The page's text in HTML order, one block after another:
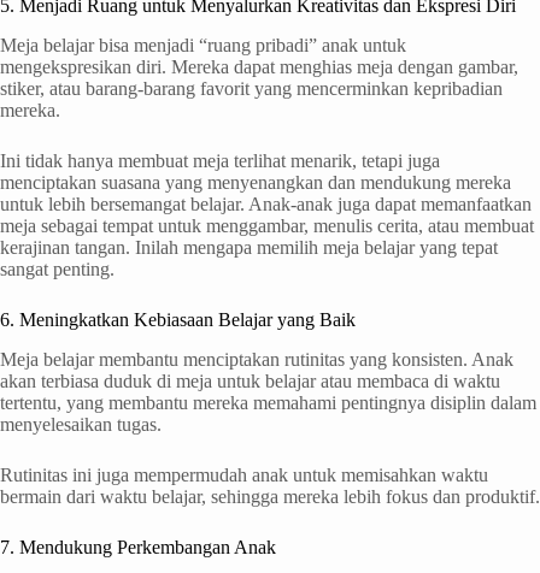
5. Menjadi Ruang untuk Menyalurkan Kreativitas dan Ekspresi Diri
Meja belajar bisa menjadi “ruang pribadi” anak untuk
mengekspresikan diri. Mereka dapat menghias meja dengan gambar,
stiker, atau barang-barang favorit yang mencerminkan kepribadian
mereka.
Ini tidak hanya membuat meja terlihat menarik, tetapi juga
menciptakan suasana yang menyenangkan dan mendukung mereka
untuk lebih bersemangat belajar. Anak-anak juga dapat memanfaatkan
meja sebagai tempat untuk menggambar, menulis cerita, atau membuat
kerajinan tangan. Inilah mengapa memilih meja belajar yang tepat
sangat penting.
6. Meningkatkan Kebiasaan Belajar yang Baik
Meja belajar membantu menciptakan rutinitas yang konsisten. Anak
akan terbiasa duduk di meja untuk belajar atau membaca di waktu
tertentu, yang membantu mereka memahami pentingnya disiplin dalam
menyelesaikan tugas.
Rutinitas ini juga mempermudah anak untuk memisahkan waktu
bermain dari waktu belajar, sehingga mereka lebih fokus dan produktif.
7. Mendukung Perkembangan Anak